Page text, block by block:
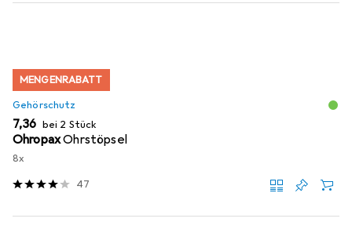
MENGENRABATT
Gehörschutz
EUR
7,36 bei 2 Stück
OhropaxOhrstöpsel
8x
47